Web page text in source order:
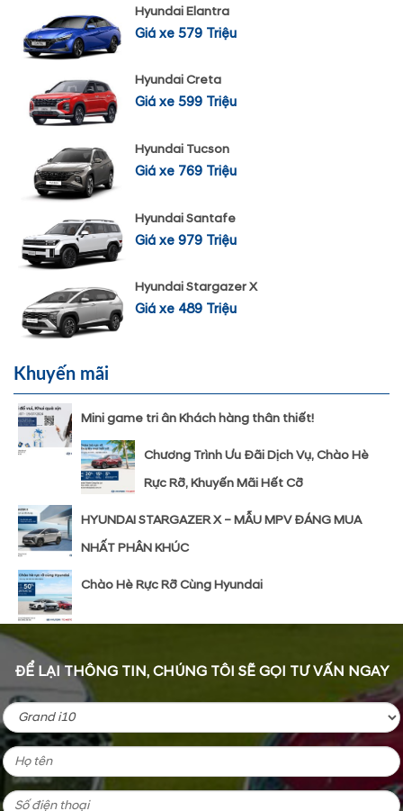
Hyundai Elantra
Giá xe 579 Triệu
Hyundai Creta
Giá xe 599 Triệu
Hyundai Tucson
Giá xe 769 Triệu
Hyundai Santafe
Giá xe 979 Triệu
Hyundai Stargazer X
Giá xe 489 Triệu
Khuyến mãi
Mini game tri ân Khách hàng thân thiết!
Chương Trình Ưu Đãi Dịch Vụ, Chào Hè
Rực Rỡ, Khuyến Mãi Hết Cỡ
HYUNDAI STARGAZER X – MẪU MPV ĐÁNG MUA
NHẤT PHÂN KHÚC
Chào Hè Rực Rỡ Cùng Hyundai
ĐỂ LẠI THÔNG TIN, CHÚNG TÔI SẼ GỌI TƯ VẤN NGAY